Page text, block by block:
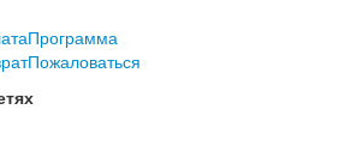
Программа
Пожаловаться